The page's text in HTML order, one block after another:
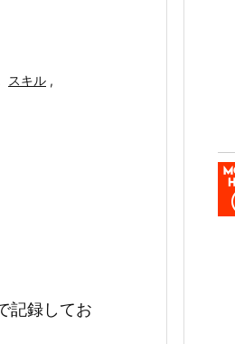
スキル ,
記録してお